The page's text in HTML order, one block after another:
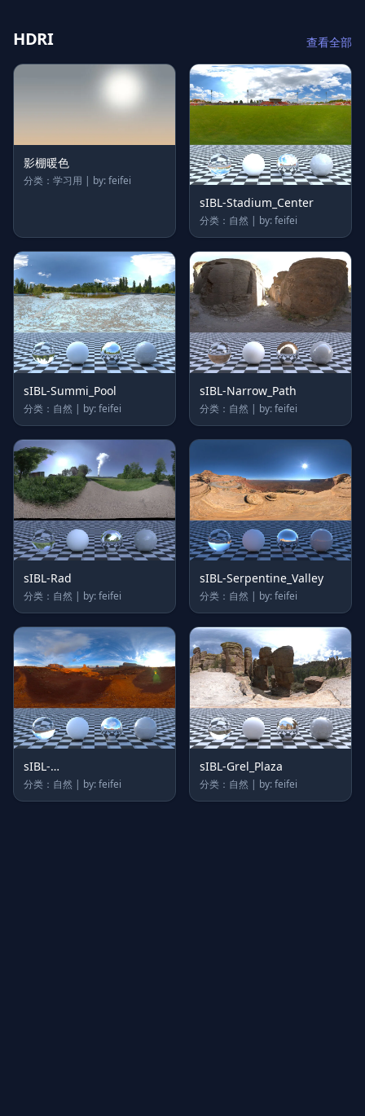
HDRI 查看全部
影棚暖色
分类：学习用 | by: feifei
sIBL-Stadium_Center
分类：自然 | by: feifei
sIBL-Summi_Pool
分类：自然 | by: feifei
sIBL-Narrow_Path
分类：自然 | by: feifei
sIBL-Rad
分类：自然 | by: feifei
sIBL-Serpentine_Valley
分类：自然 | by: feifei
sIBL-
Mon_Valley_Lookout_Point
分类：自然 | by: feifei
sIBL-Grel_Plaza
分类：自然 | by: feifei